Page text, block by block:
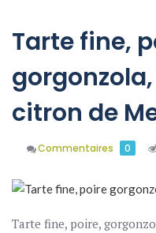
Tarte fine,
citron de
Commentaires 0
Tarte fine, poire,